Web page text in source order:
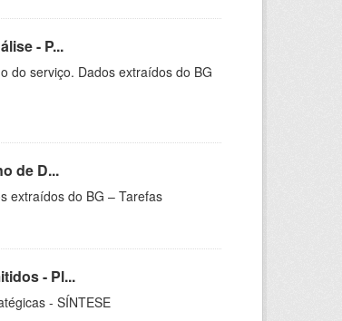
- P...
do serviço. Dados extraídos do BG
de D...
extraídos do BG – Tarefas
- Pl...
- SÍNTESE